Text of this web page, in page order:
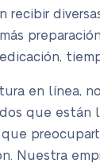
en línea,
que
Nuestra